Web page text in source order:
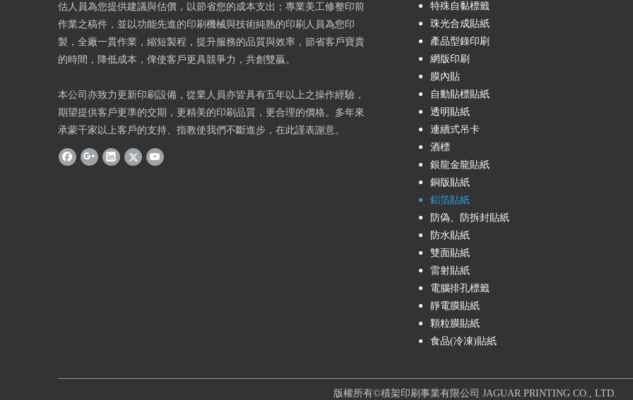
估人員為您提供建議與估價，以節省您的成本支出；專業美工修整印前
作業之稿件，並以功能先進的印刷機械與技術純熟的印刷人員為您印
製，全廠一貫作業，縮短製程，提升服務的品質與效率，節省客戶寶貴
的時間，降低成本，俾使客戶更具競爭力，共創雙贏。
本公司亦致力更新印刷設備，從業人員亦皆具有五年以上之操作經驗，
期望提供客戶更準的交期，更精美的印刷品質，更合理的價格。多年來
承蒙千家以上客戶的支持、指教使我們不斷進步，在此謹表謝意。
特殊自黏標籤
珠光合成貼紙
產品型錄印刷
網版印刷
膜內貼
自動貼標貼紙
透明貼紙
連續式吊卡
酒標
銀龍金龍貼紙
銅版貼紙
鋁箔貼紙
防偽、防拆封貼紙
防水貼紙
雙面貼紙
雷射貼紙
電腦排孔標籤
靜電膜貼紙
顆粒膜貼紙
食品(冷凍)貼紙
版權所有©積架印刷事業有限公司 JAGUAR PRINTING CO., LTD.